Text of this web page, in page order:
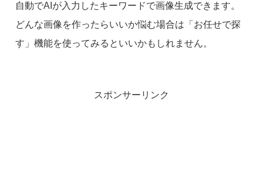
自動でAIが入力したキーワードで画像生成できます。
どんな画像を作ったらいいか悩む場合は「お任せで探
す」機能を使ってみるといいかもしれません。
スポンサーリンク